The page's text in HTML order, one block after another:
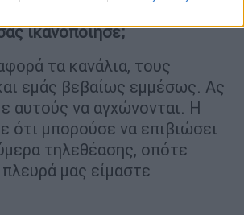
ικανοποίησε;
τα κανάλια, τους
εμάς βεβαίως εμμέσως. Ας
αυτούς να αγχώνονται. Η
ότι μπορούσε να επιβιώσει
τηλεθέασης, οπότε
μας είμαστε